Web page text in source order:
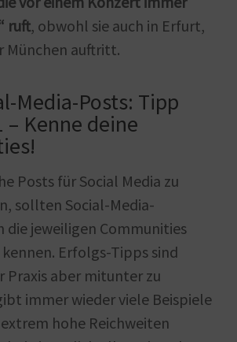
ruft, obwohl sie auch in Erfurt,
München auftritt.
Media-Posts: Tipp
– Kenne deine
Posts für Social Media zu
sollten Social-Media-
die jeweiligen Communities
Erfolgs-Tipps sind
Praxis aber mitunter zu
immer wieder viele Beispiele
hohe Reichweiten